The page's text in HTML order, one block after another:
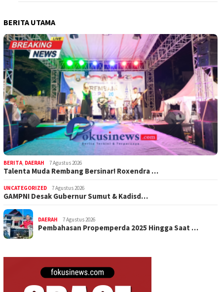
BERITA UTAMA
BERITA DAERAH 7 Agustus 2026
Talenta Muda Rembang Bersinar! Roxendra …
UNCATEGORIZED 7 Agustus 2026
GAMPNI Desak Gubernur Sumut & Kadisd…
DAERAH 7 Agustus 2026
Pembahasan Propemperda 2025 Hingga Saat …